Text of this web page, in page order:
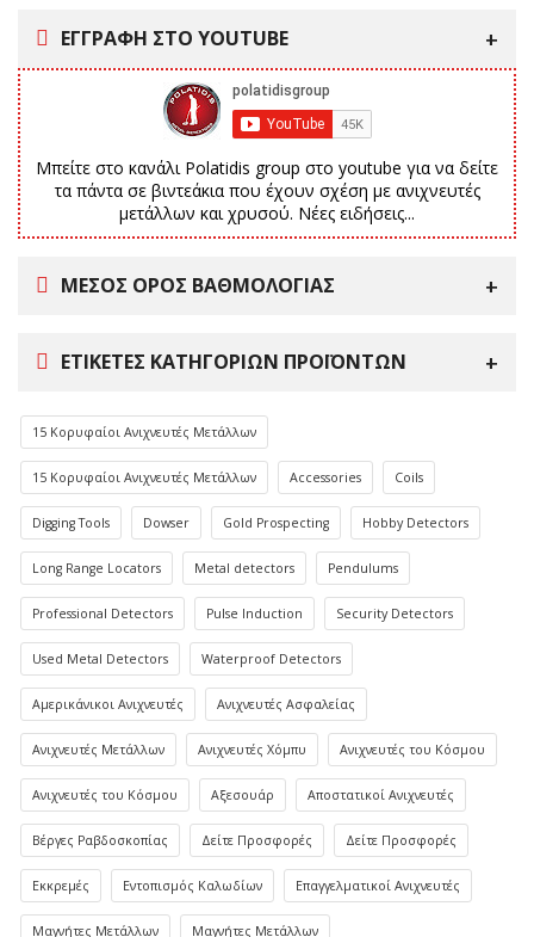
ΕΓΓΡΑΦΗ ΣΤΟ YOUTUBE
Μπείτε στο κανάλι Polatidis group στο youtube για να δείτε
τα πάντα σε βιντεάκια που έχουν σχέση με ανιχνευτές
μετάλλων και χρυσού. Νέες ειδήσεις...
ΜΕΣΟΣ ΟΡΟΣ ΒΑΘΜΟΛΟΓΙΑΣ
ΕΤΙΚΈΤΕΣ ΚΑΤΗΓΟΡΙΏΝ ΠΡΟΪΌΝΤΩΝ
15 Κορυφαίοι Ανιχνευτές Μετάλλων
15 Κορυφαίοι Ανιχνευτές Μετάλλων Accessories Coils
Digging Tools Dowser Gold Prospecting Hobby Detectors
Long Range Locators Metal detectors Pendulums
Professional Detectors Pulse Induction Security Detectors
Used Metal Detectors Waterproof Detectors
Αμερικάνικοι Ανιχνευτές Ανιχνευτές Ασφαλείας
Ανιχνευτές Μετάλλων Ανιχνευτές Χόμπυ Ανιχνευτές του Κόσμου
Ανιχνευτές του Κόσμου Αξεσουάρ Αποστατικοί Ανιχνευτές
Βέργες Ραβδοσκοπίας Δείτε Προσφορές Δείτε Προσφορές
Εκκρεμές Εντοπισμός Καλωδίων Επαγγελματικοί Ανιχνευτές
Μαγνήτες Μετάλλων Μαγνήτες Μετάλλων